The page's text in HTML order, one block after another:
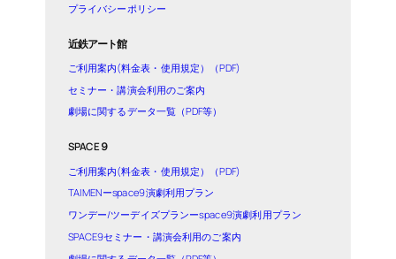
プライバシーポリシー
近鉄アート館
ご利用案内(料金表・使用規定）（PDF)
セミナー・講演会利用のご案内
劇場に関するデータ一覧（PDF等）
SPACE９
ご利用案内(料金表・使用規定）（PDF)
TAIMENーspace9演劇利用プラン
ワンデー/ツーデイズプランーspace9演劇利用プラン
SPACE9セミナー・講演会利用のご案内